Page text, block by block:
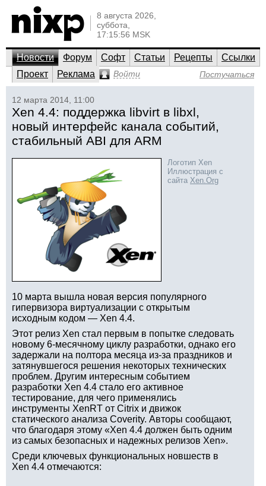
8 августа 2026,
суббота,
17:15:56 MSK
Новости Форум Софт Статьи Рецепты
Ссылки
Проект
Реклама Войти Постучаться
12 марта 2014, 11:00
Xen 4.4: поддержка libvirt в libxl,
новый интерфейс канала событий,
стабильный ABI для ARM
Логотип Xen
Иллюстрация с
сайта Xen.Org
10 марта вышла новая версия популярного
гипервизора виртуализации с открытым
исходным кодом — Xen 4.4.
Этот релиз Xen стал первым в попытке следовать
новому 6-месячному циклу разработки, однако его
задержали на полтора месяца из-за праздников и
затянувшегося решения некоторых технических
проблем. Другим интересным событием
разработки Xen 4.4 стало его активное
тестирование, для чего применялись
инструменты XenRT от Citrix и движок
статического анализа Coverity. Авторы сообщают,
что благодаря этому «Xen 4.4 должен быть одним
из самых безопасных и надежных релизов Xen».
Среди ключевых функциональных новшеств в
Xen 4.4 отмечаются: